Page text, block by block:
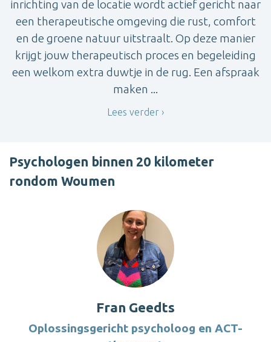
inrichting van de locatie wordt actief gericht naar
een therapeutische omgeving die rust, comfort
en de groene natuur uitstraalt. Op deze manier
krijgt jouw therapeutisch proces en begeleiding
een welkom extra duwtje in de rug. Een afspraak
maken ...
Lees verder
Psychologen binnen 20 kilometer
rondom Woumen
Fran Geedts
Oplossingsgericht psycholoog en ACT-